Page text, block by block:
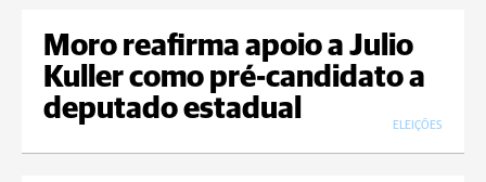
Moro reafirma apoio a Julio
Kuller como pré-candidato a
deputado estadual
ELEIÇÕES